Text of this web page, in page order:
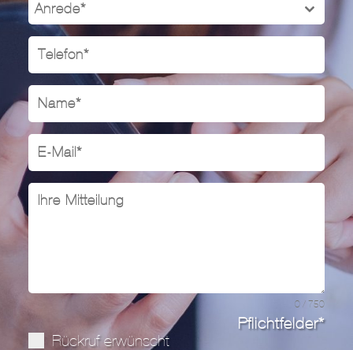
Anrede*
0 / 750
Pflichtfelder*
Rückruf erwünscht